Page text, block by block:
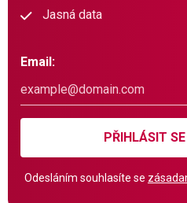
Jasná data
Email:
PŘIHLÁSIT
Odesláním souhlasíte se